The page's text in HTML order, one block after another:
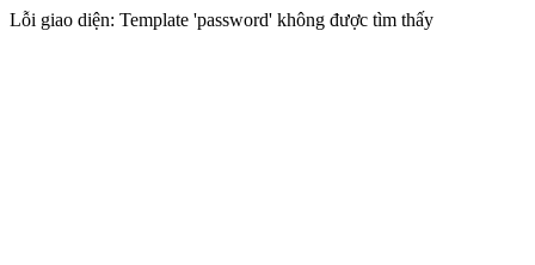
Lỗi giao diện: Template 'password' không được tìm thấy